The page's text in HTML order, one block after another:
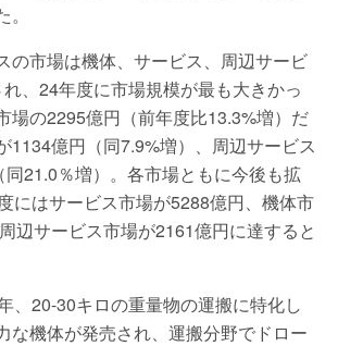
の市場は機体、サービス、周辺サービ
、24年度に市場規模が最も大きかっ
場の2295億円（前年度比13.3%増）だ
1134億円（同7.9%増）、周辺サービス
21.0％増）。各市場ともに今後も拡
にはサービス市場が5288億円、機体市
辺サービス市場が2161億円に達すると
、20-30キロの重量物の運搬に特化し
な機体が発売され、運搬分野でドロー